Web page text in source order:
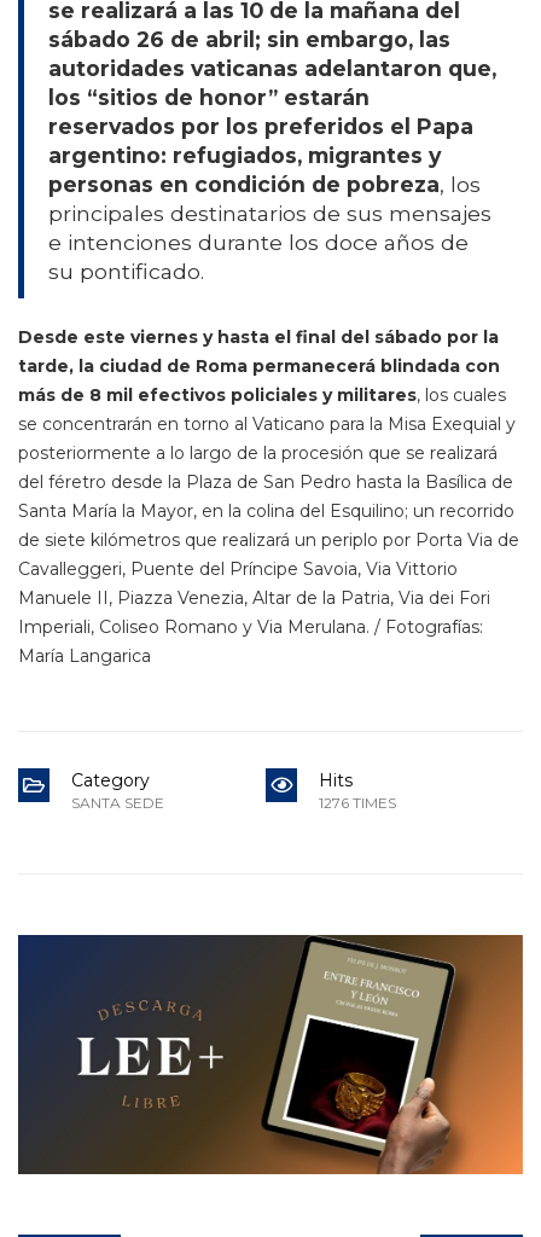
se realizará a las 10 de la mañana del
sábado 26 de abril; sin embargo, las
autoridades vaticanas adelantaron que,
los “sitios de honor” estarán
reservados por los preferidos el Papa
argentino: refugiados, migrantes y
personas en condición de pobreza, los
principales destinatarios de sus mensajes
e intenciones durante los doce años de
su pontificado.
Desde este viernes y hasta el final del sábado por la
tarde, la ciudad de Roma permanecerá blindada con
más de 8 mil efectivos policiales y militares, los cuales
se concentrarán en torno al Vaticano para la Misa Exequial y
posteriormente a lo largo de la procesión que se realizará
del féretro desde la Plaza de San Pedro hasta la Basílica de
Santa María la Mayor, en la colina del Esquilino; un recorrido
de siete kilómetros que realizará un periplo por Porta Via de
Cavalleggeri, Puente del Príncipe Savoia, Via Vittorio
Manuele II, Piazza Venezia, Altar de la Patria, Via dei Fori
Imperiali, Coliseo Romano y Via Merulana. / Fotografías:
María Langarica
Category
SANTA SEDE
Hits
1276 TIMES